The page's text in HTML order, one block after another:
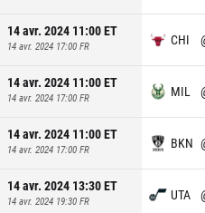
14 avr. 2024 11:00ET
14 avr. 2024 17:00 FR CHI
14 avr. 2024 11:00ET
14 avr. 2024 17:00 FR MIL
14 avr. 2024 11:00ET
14 avr. 2024 17:00 FR BKN
14 avr. 2024 13:30ET
14 avr. 2024 19:30 FR UTA